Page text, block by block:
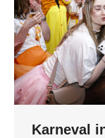
Karneval